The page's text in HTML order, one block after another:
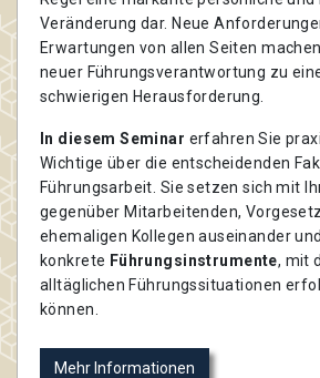
Veränderung dar. Neue
Erwartungen von allen Seiten
neuer Führungsverantwortung zu
schwierigen Herausforderung.
In diesem Seminar erfahren Sie
Wichtige über die entscheidenden
Führungsarbeit. Sie setzen sich mit
gegenüber Mitarbeitenden,
ehemaligen Kollegen auseinander
konkrete Führungsinstrumente, mit
alltäglichen Führungssituationen
können.
Mehr Informationen